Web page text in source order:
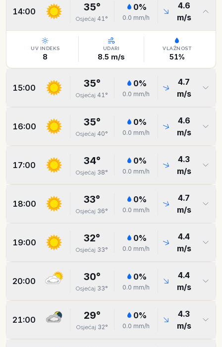
14:00 35°
Osjećaj 41°
0%
0.0 mm/h
4.6
m/s
UV INDEKS
8
UDARI
8.5 m/s
VLAŽNOST
51%
15:00 35°
Osjećaj 41°
0%
0.0 mm/h
4.7
m/s
16:00 35°
Osjećaj 40°
0%
0.0 mm/h
4.6
m/s
17:00 34°
Osjećaj 38°
0%
0.0 mm/h
4.3
m/s
18:00 33°
Osjećaj 36°
0%
0.0 mm/h
4.7
m/s
19:00 32°
Osjećaj 33°
0%
0.0 mm/h
4.4
m/s
20:00 30°
Osjećaj 33°
0%
0.0 mm/h
4.4
m/s
21:00 29°
Osjećaj 32°
0%
0.0 mm/h
4.3
m/s